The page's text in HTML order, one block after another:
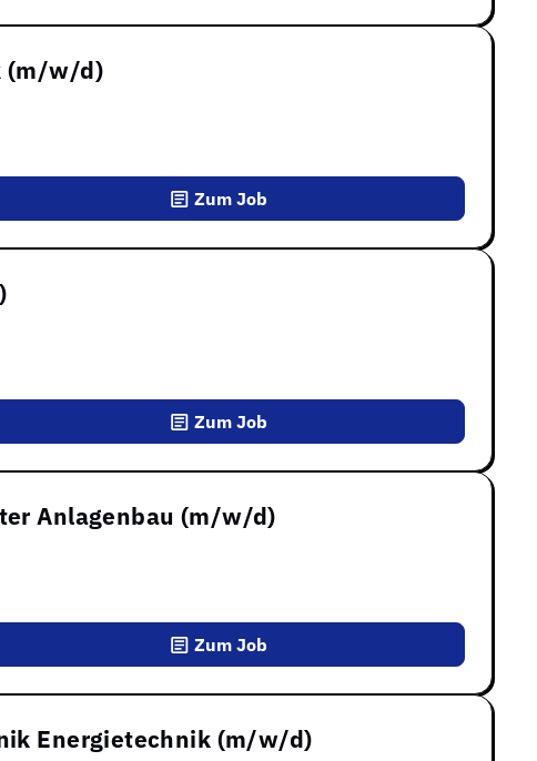
(m/w/d)
Zum Job
Zum Job
Anlagenbau (m/w/d)
Zum Job
Energietechnik (m/w/d)